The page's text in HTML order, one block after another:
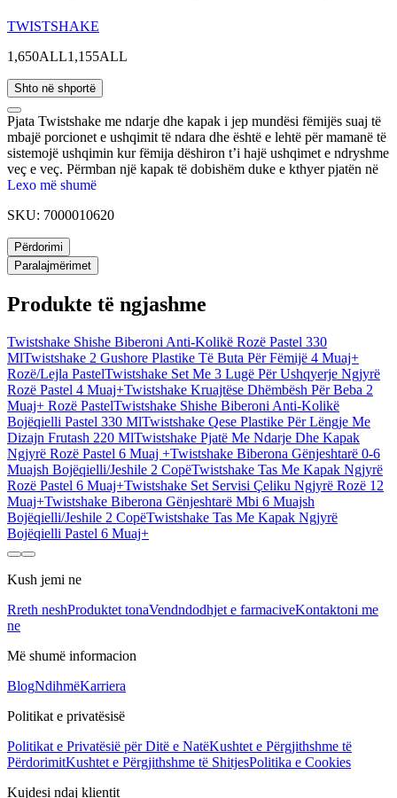
TWISTSHAKE
1,650ALL1,155ALL
Shto në shportë
Pjata Twistshake me ndarje dhe kapak i jep mundësi fëmijës suaj të
mbajë porcionet e ushqimit të ndara dhe është e lehtë për mamanë të
sistemojë ushqimin kur fëmija dëshiron t’i hajë ushqimet e ndryshme
veç e veç. Përmban një kapak të dobishëm duke e kthyer pjatën në
një kuti ushqimi për ushqimet që ngelen ose për ti ruajtur ato. Pjata
muajsh e sipër. Mund të përdoret në mikrovalë dhe të lahet në
rrëshqasë lehtësisht në tavolinën e ngrënies. Nuk përmban BPA.
Përbëhet nga material plastik PP dhe TPE.
Lexo më shumë
SKU: 7000010620
Përdorimi
Paralajmërimet
Produkte të ngjashme
Twistshake Shishe Biberoni Anti-Kolikë Rozë Pastel 330
MlTwistshake 2 Gushore Plastike Të Buta Për Fëmijë 4 Muaj+
Rozë/Lejla PastelTwistshake Set Me 3 Lugë Për Ushqyerje Ngjyrë
Rozë Pastel 4 Muaj+Twistshake Kruajtëse Dhëmbësh Për Beba 2
Muaj+ Rozë PastelTwistshake Shishe Biberoni Anti-Kolikë
Bojëqielli Pastel 330 MlTwistshake Qese Plastike Për Lëngje Me
Dizajn Frutash 220 MlTwistshake Pjatë Me Ndarje Dhe Kapak
Ngjyrë Rozë Pastel 6 Muaj +Twistshake Biberona Gënjeshtarë 0-6
Muajsh Bojëqielli/Jeshile 2 CopëTwistshake Tas Me Kapak Ngjyrë
Rozë Pastel 6 Muaj+Twistshake Set Servisi Çeliku Ngjyrë Rozë 12
Muaj+Twistshake Biberona Gënjeshtarë Mbi 6 Muajsh
Bojëqielli/Jeshile 2 CopëTwistshake Tas Me Kapak Ngjyrë
Bojëqielli Pastel 6 Muaj+
Kush jemi ne
Rreth neshProduktet tonaVendndodhjet e farmaciveKontaktoni me
ne
Më shumë informacion
BlogNdihmëKarriera
Politikat e privatësisë
Politikat e Privatësië për Ditë e NatëKushtet e Përgjithshme të
PërdorimitKushtet e Përgjithshme të ShitjesPolitika e Cookies
Kujdesi ndaj klientit